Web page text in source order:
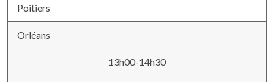
Poitiers
Orléans
13h00-14h30